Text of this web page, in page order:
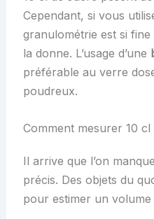
Cependant, si vous
granulométrie est si
la donne. L’usage d’une
préférable au verre
poudreux.
Comment mesurer 10
Il arrive que l’on
précis. Des objets du
pour estimer un